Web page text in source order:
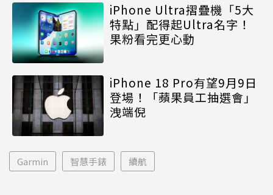
iPhone Ultra摺疊機「5大
特點」配得起Ultra名字！
果粉看完更心動
iPhone 18 Pro有望9月9日
登場！「蘋果員工抽選會」
洩端倪
Garmin 智慧手錶 續航